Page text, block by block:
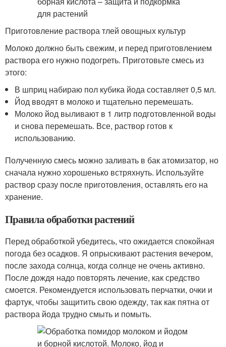
Приготовление раствора тлей овощных культур
Молоко должно быть свежим, и перед приготовлением
раствора его нужно подогреть. Приготовьте смесь из
этого:
В шприц набираю пол кубика йода составляет 0,5 мл.
Йод вводят в молоко и тщательно перемешать.
Молоко йод выливают в 1 литр подготовленной воды
и снова перемешать. Все, раствор готов к
использованию.
Полученную смесь можно заливать в бак атомизатор, но
сначала нужно хорошенько встряхнуть. Используйте
раствор сразу после приготовления, оставлять его на
хранение.
Правила обработки растений
Перед обработкой убедитесь, что ожидается спокойная
погода без осадков. Я опрыскивают растения вечером,
после захода солнца, когда солнце не очень активно.
После дождя надо повторять лечение, как средство
смоется. Рекомендуется использовать перчатки, очки и
фартук, чтобы защитить свою одежду, так как пятна от
раствора йода трудно смыть и помыть.